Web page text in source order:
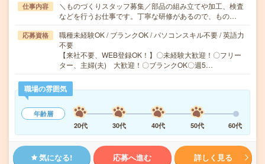
仕事内容
＼ものづくりスタッフ募集／部品の組み立てや加工、検査
などを行うお仕事です。丁寧な研修があるので、もの…
応募資格
職種未経験OK / ブランクOK / パソコンスキル不要 / 英語力
不要
【来社不要、WEB登録OK！】〇未経験大歓迎！〇フリー
ター、主婦(夫) 大歓迎！〇ブランクOK〇週5…
職場の雰囲気
年齢層
20代
30代 40代 50代 60代
気になる! 応募へ進む 詳しく見る